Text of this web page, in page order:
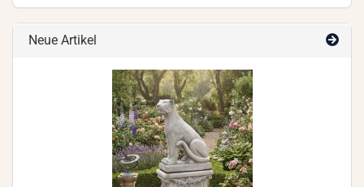
Neue Artikel